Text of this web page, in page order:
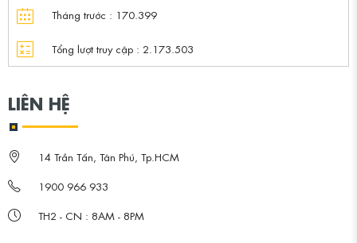
Tháng trước : 170.399
Tổng lượt truy cập : 2.173.503
LIÊN HỆ
14 Trần Tấn, Tân Phú, Tp.HCM
1900 966 933
TH2 - CN : 8AM - 8PM